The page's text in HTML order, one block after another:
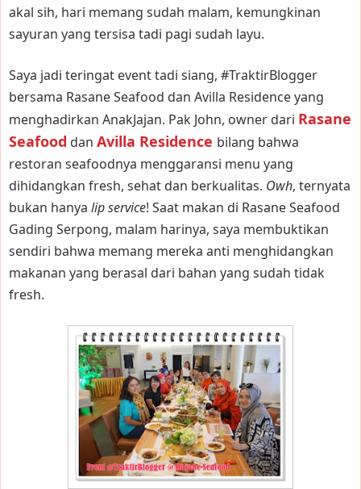
akal sih, hari memang sudah malam, kemungkinan
sayuran yang tersisa tadi pagi sudah layu.
Saya jadi teringat event tadi siang, #TraktirBlogger
bersama Rasane Seafood dan Avilla Residence yang
menghadirkan AnakJajan. Pak John, owner dari Rasane
Seafood dan Avilla Residence bilang bahwa
restoran seafoodnya menggaransi menu yang
dihidangkan fresh, sehat dan berkualitas. Owh, ternyata
bukan hanya lip service! Saat makan di Rasane Seafood
Gading Serpong, malam harinya, saya membuktikan
sendiri bahwa memang mereka anti menghidangkan
makanan yang berasal dari bahan yang sudah tidak
fresh.